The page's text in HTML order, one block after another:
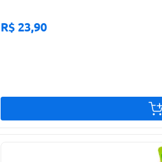
R$ 23,90